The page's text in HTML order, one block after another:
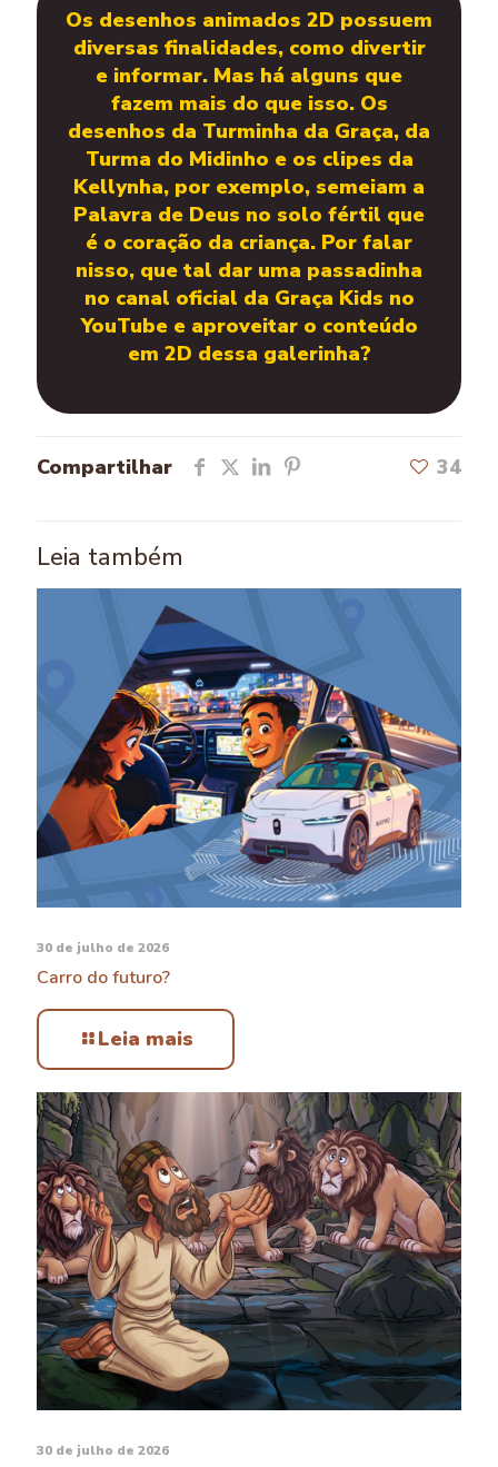
Os desenhos animados 2D possuem
diversas finalidades, como divertir
e informar. Mas há alguns que
fazem mais do que isso. Os
desenhos da Turminha da Graça, da
Turma do Midinho e os clipes da
Kellynha, por exemplo, semeiam a
Palavra de Deus no solo fértil que
é o coração da criança. Por falar
nisso, que tal dar uma passadinha
no canal oficial da Graça Kids no
YouTube e aproveitar o conteúdo
em 2D dessa galerinha?
Compartilhar 34
Leia também
30 de julho de 2026
Carro do futuro?
Leia mais
30 de julho de 2026